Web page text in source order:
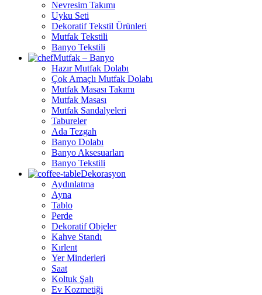
Nevresim Takımı
Uyku Seti
Dekoratif Tekstil Ürünleri
Mutfak Tekstili
Banyo Tekstili
Mutfak – Banyo
Hazır Mutfak Dolabı
Çok Amaçlı Mutfak Dolabı
Mutfak Masası Takımı
Mutfak Masası
Mutfak Sandalyeleri
Tabureler
Ada Tezgah
Banyo Dolabı
Banyo Aksesuarları
Banyo Tekstili
Dekorasyon
Aydınlatma
Ayna
Tablo
Perde
Dekoratif Objeler
Kahve Standı
Kırlent
Yer Minderleri
Saat
Koltuk Şalı
Ev Kozmetiği